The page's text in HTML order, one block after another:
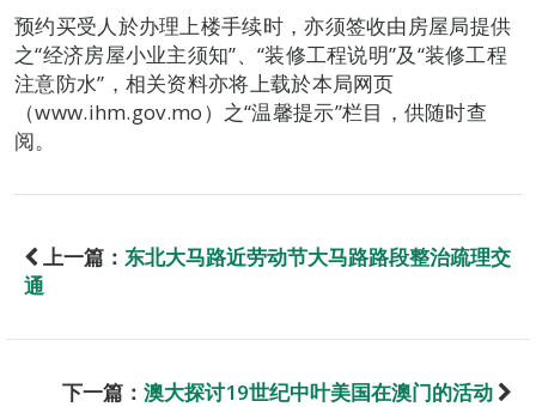
预约买受人於办理上楼手续时，亦须签收由房屋局提供
之“经济房屋小业主须知”、“装修工程说明”及“装修工程
注意防水”，相关资料亦将上载於本局网页
（www.ihm.gov.mo）之“温馨提示”栏目，供随时查
阅。
上一篇： 东北大马路近劳动节大马路路段整治疏理交
通
下一篇： 澳大探讨19世纪中叶美国在澳门的活动